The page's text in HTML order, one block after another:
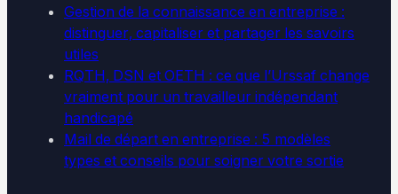
Gestion de la connaissance en entreprise :
distinguer, capitaliser et partager les savoirs
utiles
RQTH, DSN et OETH : ce que l’Urssaf change
vraiment pour un travailleur indépendant
handicapé
Mail de départ en entreprise : 5 modèles
types et conseils pour soigner votre sortie